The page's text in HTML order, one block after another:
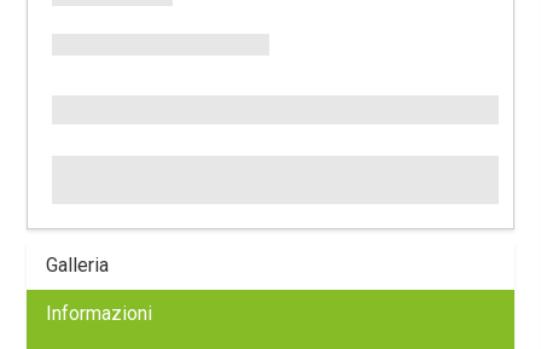
Galleria
Informazioni